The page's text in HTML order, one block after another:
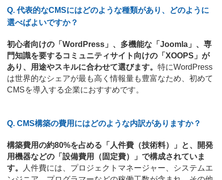
Q. 代表的なCMSにはどのような種類があり、どのように
選べばよいですか？
初心者向けの「WordPress」、多機能な「Joomla」、専
門知識を要するコミュニティサイト向けの「XOOPS」が
あり、用途やスキルに合わせて選びます。 特にWordPress
は世界的なシェアが最も高く情報量も豊富なため、初めて
CMSを導入する企業におすすめです。
Q. CMS構築の費用にはどのような内訳がありますか？
構築費用の約80%を占める「人件費（技術料）」と、開発
用機器などの「設備費用（固定費）」で構成されていま
す。
人件費には、プロジェクトマネージャー、システムエ